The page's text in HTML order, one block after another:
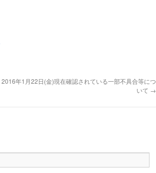
2016年1月22日(金)現在確認されている一部不具合等につ
いて →